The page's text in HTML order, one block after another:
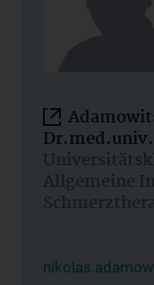
Dr.med.univ.
Allgemeine